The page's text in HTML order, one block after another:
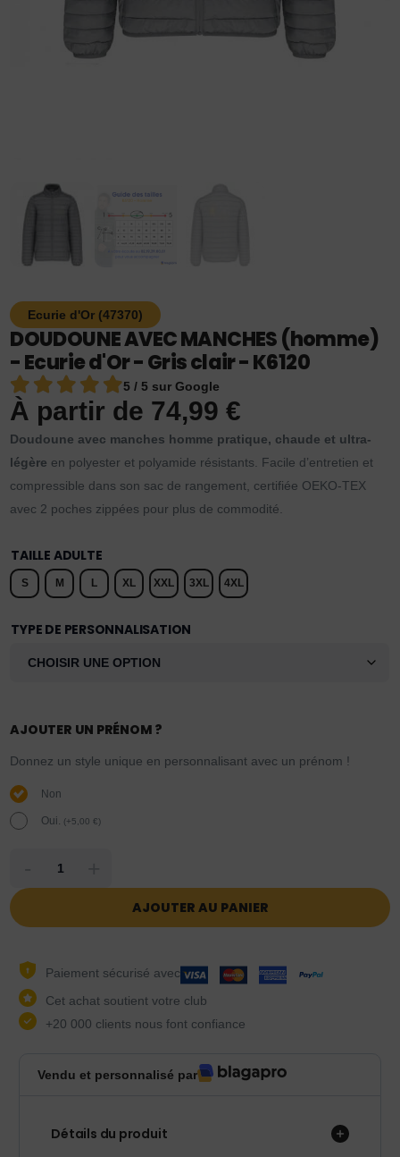
Ecurie d'Or (47370)
DOUDOUNE AVEC MANCHES (homme)
- Ecurie d'Or - Gris clair - K6120
5 / 5 sur Google
À partir de 74,99€
Doudoune avec manches homme pratique, chaude et ultra-
légère en polyester et polyamide résistants. Facile d’entretien et
compressible dans son sac de rangement, certifiée OEKO-TEX
avec 2 poches zippées pour plus de commodité.
TAILLE ADULTE
S M L XL XXL 3XL 4XL
TYPE DE PERSONNALISATION
AJOUTER UN PRÉNOM ?
Donnez un style unique en personnalisant avec un prénom !
Non
Oui. (+5,00€)
AJOUTER AU PANIER
Paiement sécurisé avec
Cet achat soutient votre club
+20 000 clients nous font confiance
Vendu et personnalisé par
Détails du produit